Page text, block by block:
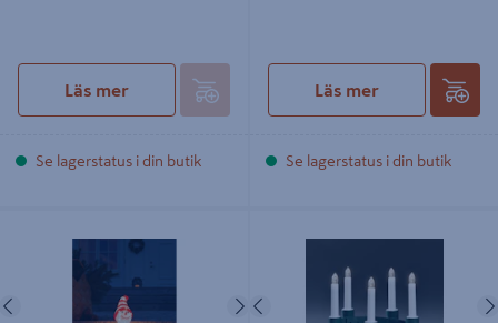
Läs mer
Se lagerstatus i din butik
Läs mer
Se lagerstatus i din butik
32CM 32 LED, 6249-103
Nästa
000 GRÖN, GRÖN 5XAA